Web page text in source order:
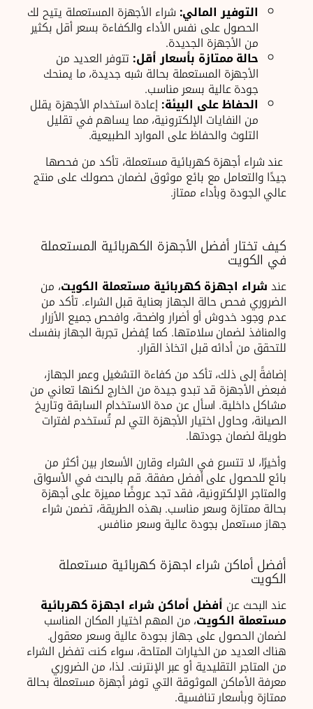
التوفير المالي: شراء الأجهزة المستعملة يتيح لك
الحصول على نفس الأداء والكفاءة بسعر أقل بكثير
من الأجهزة الجديدة.
حالة ممتازة بأسعار أقل: تتوفر العديد من
الأجهزة المستعملة بحالة شبه جديدة، ما يمنحك
جودة عالية بسعر مناسب.
الحفاظ على البيئة: إعادة استخدام الأجهزة يقلل
من النفايات الإلكترونية، مما يساهم في تقليل
التلوث والحفاظ على الموارد الطبيعية.
عند شراء أجهزة كهربائية مستعملة، تأكد من فحصها
جيدًا والتعامل مع بائع موثوق لضمان حصولك على منتج
عالي الجودة وبأداء ممتاز.
كيف تختار أفضل الأجهزة الكهربائية المستعملة
في الكويت
عندشراء اجهزة كهربائية مستعملة الكويت، من
الضروري فحص حالة الجهاز بعناية قبل الشراء. تأكد من
عدم وجود خدوش أو أضرار واضحة، وافحص جميع الأزرار
والمنافذ لضمان سلامتها. كما يُفضل تجربة الجهاز بنفسك
للتحقق من أدائه قبل اتخاذ القرار.
إضافةً إلى ذلك، تأكد من كفاءة التشغيل وعمر الجهاز،
فبعض الأجهزة قد تبدو جيدة من الخارج لكنها تعاني من
مشاكل داخلية. اسأل عن مدة الاستخدام السابقة وتاريخ
الصيانة، وحاول اختيار الأجهزة التي لم تُستخدم لفترات
طويلة لضمان جودتها.
وأخيرًا، لا تتسرع في الشراء وقارن الأسعار بين أكثر من
بائع للحصول على أفضل صفقة. قم بالبحث في الأسواق
والمتاجر الإلكترونية، فقد تجد عروضًا مميزة على أجهزة
بحالة ممتازة وسعر مناسب. بهذه الطريقة، تضمن شراء
جهاز مستعمل بجودة عالية وسعر منافس.
أفضل أماكن شراء اجهزة كهربائية مستعملة
الكويت
عند البحث عن أفضل أماكن شراء اجهزة كهربائية
مستعملة الكويت، من المهم اختيار المكان المناسب
لضمان الحصول على جهاز بجودة عالية وسعر معقول.
هناك العديد من الخيارات المتاحة، سواء كنت تفضل الشراء
من المتاجر التقليدية أو عبر الإنترنت. لذا، من الضروري
معرفة الأماكن الموثوقة التي توفر أجهزة مستعملة بحالة
ممتازة وبأسعار تنافسية.